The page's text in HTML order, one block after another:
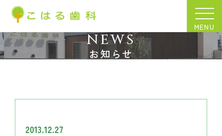
MENU
お知らせ
NEWS
2013.12.27